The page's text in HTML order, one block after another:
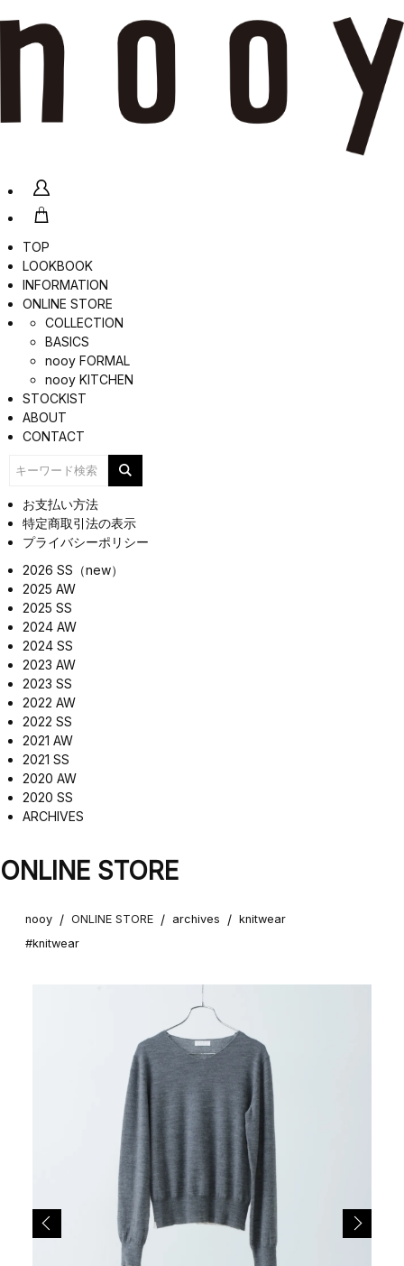
TOP
LOOKBOOK
INFORMATION
ONLINE STORE
COLLECTION
BASICS
nooy FORMAL
nooy KITCHEN
STOCKIST
ABOUT
CONTACT
お支払い方法
特定商取引法の表示
プライバシーポリシー
2026 SS（new）
2025 AW
2025 SS
2024 AW
2024 SS
2023 AW
2023 SS
2022 AW
2022 SS
2021 AW
2021 SS
2020 AW
2020 SS
ARCHIVES
ONLINE STORE
nooy / ONLINE STORE / archives / knitwear
#knitwear